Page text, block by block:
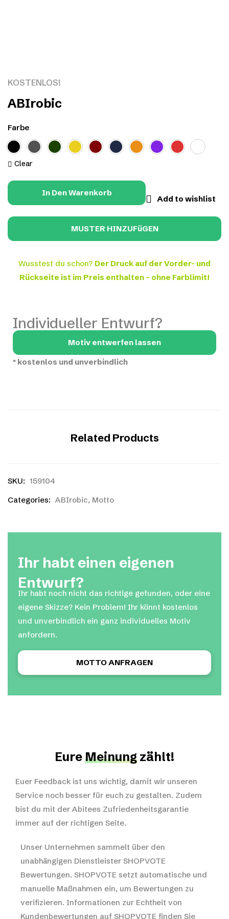
KOSTENLOS!
ABIrobic
Farbe
Clear
In Den Warenkorb
Add to wishlist
Wusstest du schon? Der Druck auf der Vorder- und
Rückseite ist im Preis enthalten – ohne Farblimit!
Individueller Entwurf?
Motiv entwerfen lassen
* kostenlos und unverbindlich
Related Products
SKU: 159104
Categories: ABIrobic, Motto
Ihr habt einen eigenen
Entwurf?
Ihr habt noch nicht das richtige gefunden, oder eine
eigene Skizze? Kein Problem! Ihr könnt kostenlos
und unverbindlich ein ganz individuelles Motiv
anfordern.
MOTTO ANFRAGEN
EureMeinung zählt!
Euer Feedback ist uns wichtig, damit wir unseren
Service noch besser für euch zu gestalten. Zudem
bist du mit der Abitees Zufriedenheitsgarantie
immer auf der richtigen Seite.
Unser Unternehmen sammelt über den
unabhängigen Dienstleister SHOPVOTE
Bewertungen. SHOPVOTE setzt automatische und
manuelle Maßnahmen ein, um Bewertungen zu
verifizieren. Informationen zur Echtheit von
Kundenbewertungen auf SHOPVOTE finden Sie